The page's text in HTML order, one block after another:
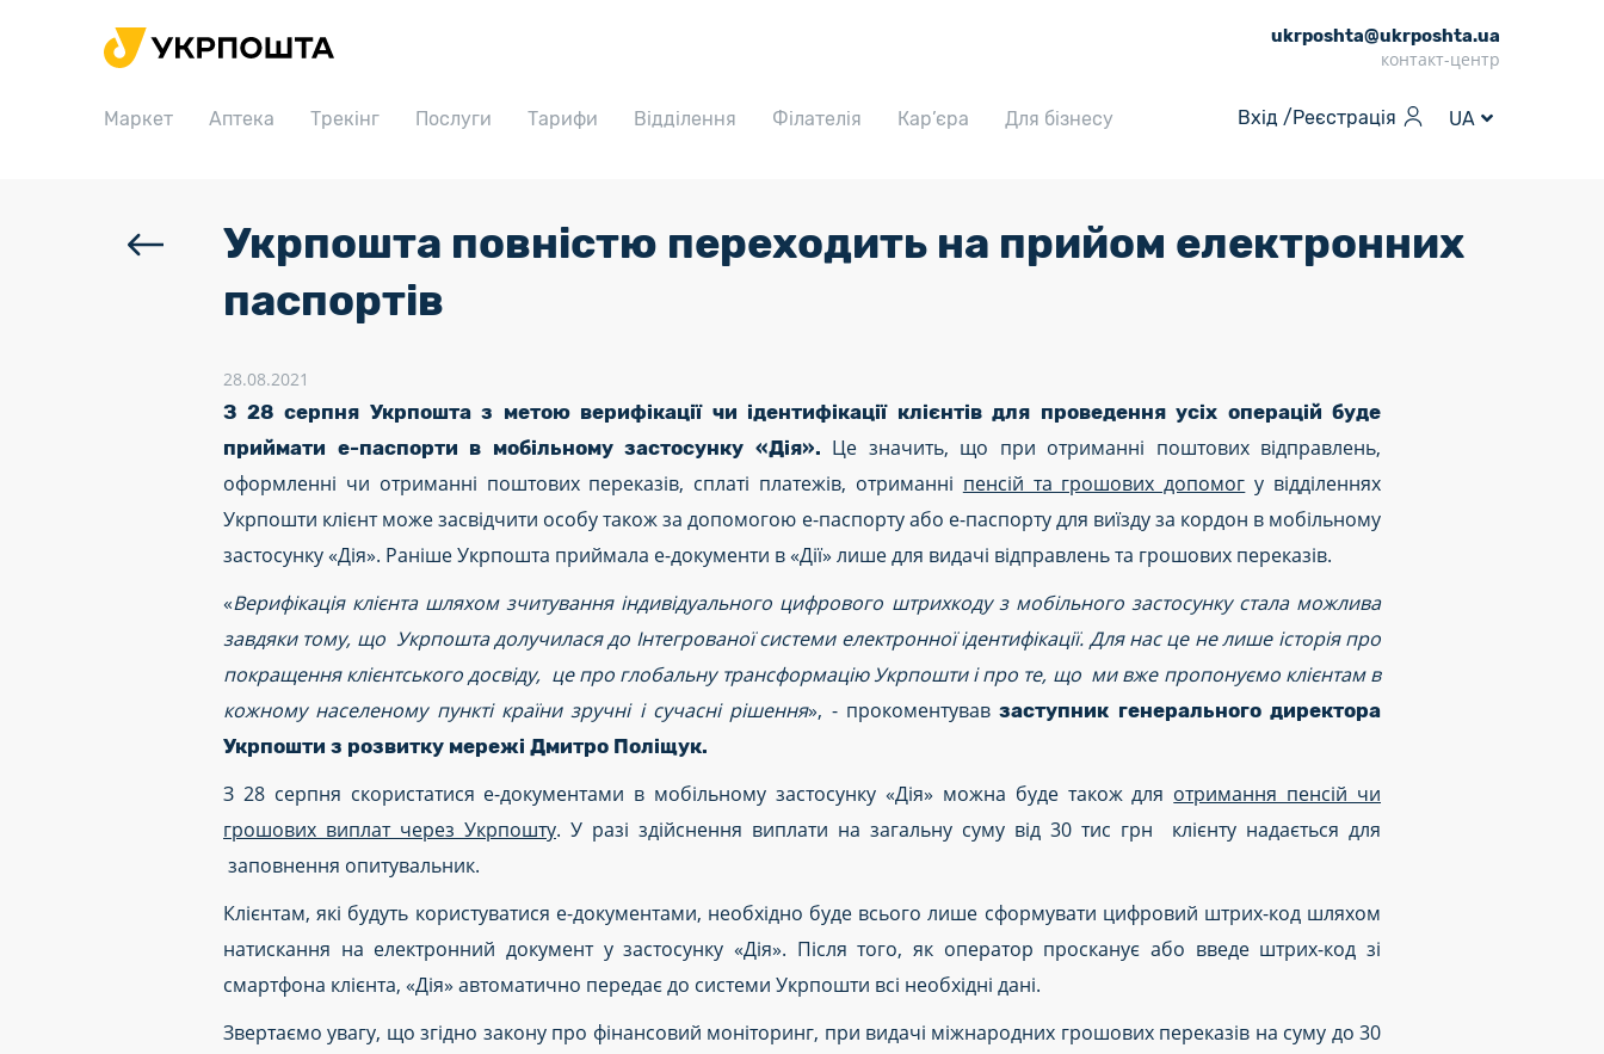
ukrposhta@ukrposhta.ua
контакт-центр
Маркет Аптека Трекінг Послуги Тарифи Відділення Філателія Кар’єра Для бізнесу Вхід /Реєстрація UA
Головна
Аптека
Укрпошта повністю переходить на прийом електронних
паспортів
28.08.2021
З 28 серпня Укрпошта з метою верифікації чи ідентифікації клієнтів для проведення усіх операцій буде
приймати е-паспорти в мобільному застосунку «Дія». Це значить, що при отриманні поштових відправлень,
оформленні чи отриманні поштових переказів, сплаті платежів, отриманні пенсій та грошових допомог у відділеннях
Укрпошти клієнт може засвідчити особу також за допомогою е-паспорту або е-паспорту для виїзду за кордон в мобільному
застосунку «Дія». Раніше Укрпошта приймала е-документи в «Дії» лише для видачі відправлень та грошових переказів.
«Верифікація клієнта шляхом зчитування індивідуального цифрового штрихкоду з мобільного застосунку стала можлива
завдяки тому, що Укрпошта долучилася до Інтегрованої системи електронної ідентифікації. Для нас це не лише історія про
покращення клієнтського досвіду, це про глобальну трансформацію Укрпошти і про те, що ми вже пропонуємо клієнтам в
кожному населеному пункті країни зручні і сучасні рішення», - прокоментувавзаступник генерального директора
Укрпошти з розвитку мережі Дмитро Поліщук.
З 28 серпня скористатися е-документами в мобільному застосунку «Дія» можна буде також для отримання пенсій чи
грошових виплат через Укрпошту. У разі здійснення виплати на загальну суму від 30 тис грн клієнту надається для
заповнення опитувальник.
Клієнтам, які будуть користуватися е-документами, необхідно буде всього лише сформувати цифровий штрих-код шляхом
натискання на електронний документ у застосунку «Дія». Після того, як оператор просканує або введе штрих-код зі
смартфона клієнта, «Дія» автоматично передає до системи Укрпошти всі необхідні дані.
Звертаємо увагу, що згідно закону про фінансовий моніторинг, при видачі міжнародних грошових переказів на суму до 30